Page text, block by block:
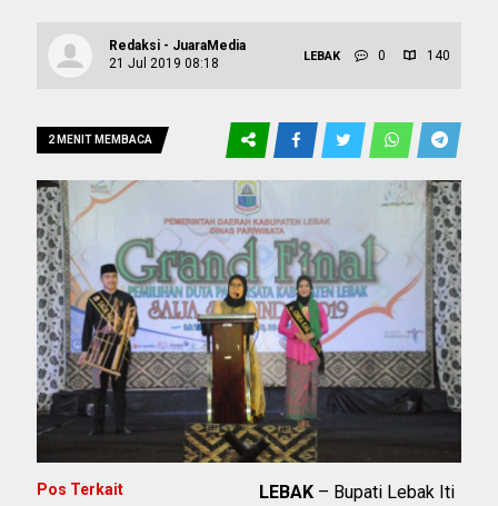
Redaksi - JuaraMedia
21 Jul 2019 08:18
LEBAK 0 140
2 MENIT MEMBACA
LEBAK – Bupati Lebak Iti
Pos Terkait